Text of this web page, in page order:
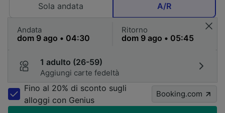
Sola andata
A/R
Andata Ritorno
1 adulto (26-59)
Aggiungi carte fedeltà
Fino al 20% di sconto sugli
alloggi con Genius
Booking.com